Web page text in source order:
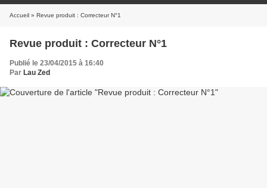
Accueil » Revue produit : Correcteur N°1
Revue produit : Correcteur N°1
Publié le 23/04/2015 à 16:40
Par Lau Zed